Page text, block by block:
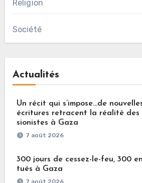
Religion
Société
Actualités
Un récit qui s’impose…de
écritures retracent la réalité des
sionistes à Gaza
7 août 2026
300 jours de cessez-le-feu, 300
tués à Gaza
7 août 2026